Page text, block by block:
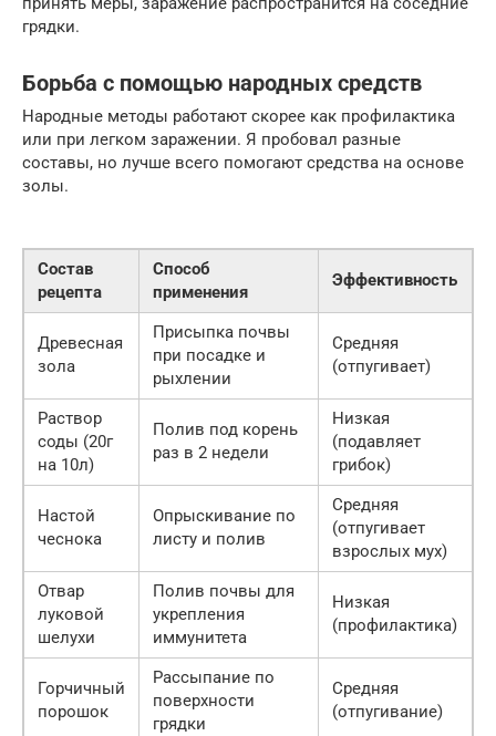
грядки.
Борьба с помощью народных средств
Народные методы работают скорее как профилактика
или при легком заражении. Я пробовал разные
составы, но лучше всего помогают средства на основе
золы.
Состав
рецепта
Способ
применения
Эффективность
Древесная
зола
Присыпка почвы
при посадке и
рыхлении
Средняя
(отпугивает)
Раствор
соды (20г
на 10л)
Полив под корень
раз в 2 недели
Низкая
(подавляет
грибок)
Настой
чеснока
Опрыскивание по
листу и полив
Средняя
(отпугивает
взрослых мух)
Отвар
луковой
шелухи
Полив почвы для
укрепления
иммунитета
Низкая
(профилактика)
Горчичный
порошок
Рассыпание по
поверхности
грядки
Средняя
(отпугивание)